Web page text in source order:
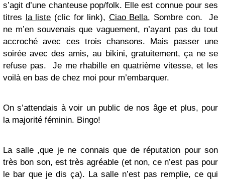
s’agit d’une chanteuse pop/folk. Elle est connue pour ses
titres la liste (clic for link), Ciao Bella, Sombre con. Je
ne m’en souvenais que vaguement, n’ayant pas du tout
accroché avec ces trois chansons. Mais passer une
soirée avec des amis, au bikini, gratuitement, ça ne se
refuse pas. Je me rhabille en quatrième vitesse, et les
voilà en bas de chez moi pour m’embarquer.
On s’attendais à voir un public de nos âge et plus, pour
la majorité féminin. Bingo!
La salle ,que je ne connais que de réputation pour son
très bon son, est très agréable (et non, ce n’est pas pour
le bar que je dis ça). La salle n’est pas remplie, ce qui